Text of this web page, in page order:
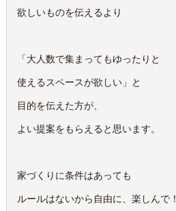
欲しいものを伝えるより
「大人数で集まってもゆったりと
使えるスペースが欲しい」と
目的を伝えた方が、
よい提案をもらえると思います。
家づくりに条件はあっても
ルールはないから自由に、楽しんで！